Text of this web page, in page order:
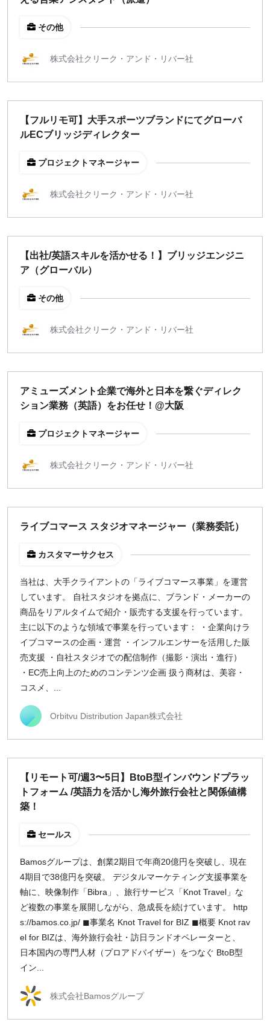
その他
株式会社クリーク・アンド・リバー社
【フルリモ可】大手スポーツブランドにてグローバ
ルECブリッジディレクター
プロジェクトマネージャー
株式会社クリーク・アンド・リバー社
【出社/英語スキルを活かせる！】ブリッジエンジニ
ア（グローバル）
その他
株式会社クリーク・アンド・リバー社
アミューズメント企業で海外と日本を繋ぐディレク
ション業務（英語）をお任せ！@大阪
プロジェクトマネージャー
株式会社クリーク・アンド・リバー社
ライブコマース スタジオマネージャー（業務委託）
カスタマーサクセス
当社は、大手クライアントの「ライブコマース事業」を運営
しています。 自社スタジオを拠点に、ブランド・メーカーの
商品をリアルタイムで紹介・販売する支援を行っています。
主に以下のような領域で事業を行っています： ・企業向けラ
イブコマースの企画・運営 ・インフルエンサーを活用した販
売支援 ・自社スタジオでの配信制作（撮影・演出・進行）
・EC売上向上のためのコンテンツ企画 扱う商材は、美容・
コスメ、...
Orbitvu Distribution Japan株式会社
【リモート可/週3〜5日】BtoB型インバウンドプラッ
トフォーム /英語力を活かし海外旅行会社と関係値構
築！
セールス
Bamosグループは、創業2期目で年商20億円を突破し、現在
4期目で38億円を突破。 デジタルマーケティング支援事業を
軸に、映像制作「Bibra」、旅行サービス「Knot Travel」な
ど複数の事業を展開しながら、急成長を続けています。 http
s://bamos.co.jp/ ◼事業名 Knot Travel for BIZ ◼概要 Knot rav
el for BIZは、海外旅行会社・訪日ランドオペレーターと、
日本国内の専門人材（プロアドバイザー）をつなぐ BtoB型
イン...
株式会社Bamosグループ